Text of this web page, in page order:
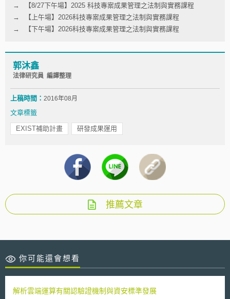
【8/27下午場】2025 科技專案成果管理之法制與實務課程
【上午場】2026科技專案成果管理之法制與實務課程
【下午場】2026科技專案成果管理之法制與實務課程
郭沐鑫
法律研究員 編譯整理
上稿時間： 2016年08月
文章標籤
EXIST補助計畫 研發成果運用
推薦文章
你可能還會想看
解析雲端運算有關認驗證機制與資安標準發展